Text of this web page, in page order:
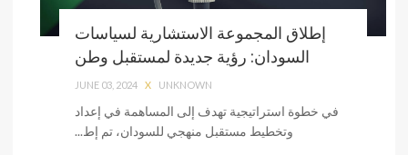
إطلاق المجموعة الاستشارية لسياسات
السودان: رؤية جديدة لمستقبل وطن
JUNE 03, 2024 X UNKNOWN
في خطوة استراتيجية تهدف إلى المساهمة في إعداد
وتخطيط مستقبل منهجي للسودان، تم إط...